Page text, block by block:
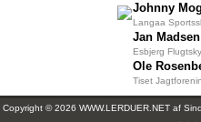
Johnny
Langaa
Jan Madsen
Esbjerg
Ole
Tiset
Copyright © 2026 WWW.LERDUER.NET af